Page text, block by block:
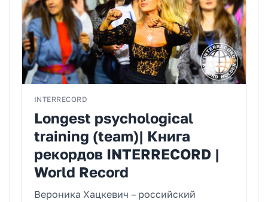
INTERRECORD
Longest psychological
training (team)| Книга
рекордов INTERRECORD |
World Record
Вероника Хацкевич – российский